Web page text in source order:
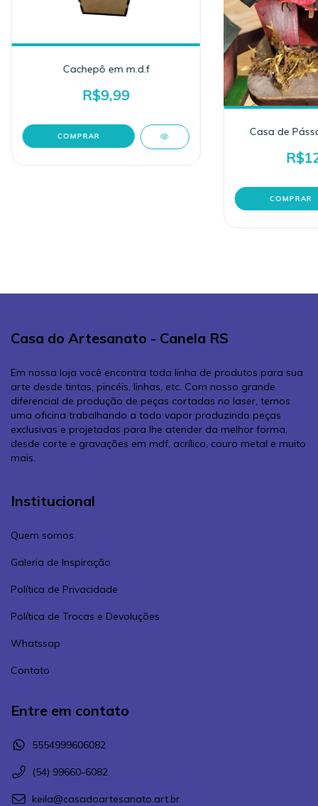
Cachepô em m.d.f
R$9,99
Casa de
Casa do Artesanato - Canela RS
Em nossa loja você encontra toda linha de produtos para sua
arte desde tintas, pincéis, linhas, etc. Com nosso grande
diferencial de produção de peças cortadas no laser, temos
uma oficina trabalhando a todo vapor produzindo peças
exclusivas e projetadas para lhe atender da melhor forma,
desde corte e gravações em mdf, acrílico, couro metal e muito
mais.
Institucional
Quem somos
Galeria de Inspiração
Política de Privacidade
Política de Trocas e Devoluções
Whatssap
Contato
Entre em contato
5554999606082
(54) 99660-6082
keila@casadoartesanato.art.br